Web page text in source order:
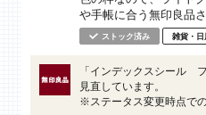
や手帳に合う無印良品
ストック済み 雑貨・日
「インデックスシール
見直しています。
※ステータス変更時点で